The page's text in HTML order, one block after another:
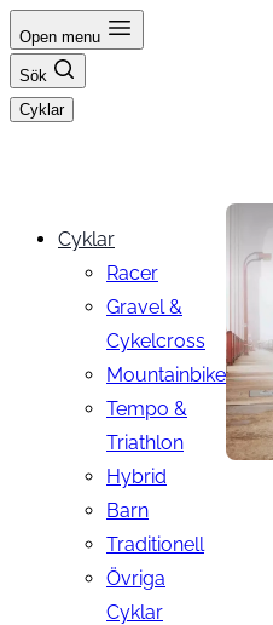
Hoppa
till
innehåll
Open menu
Sök
Cyklar
Cyklar
Racer
Gravel &
Cykelcross
Mountainbike
Tempo &
Triathlon
Hybrid
Barn
Traditionell
Övriga
Cyklar